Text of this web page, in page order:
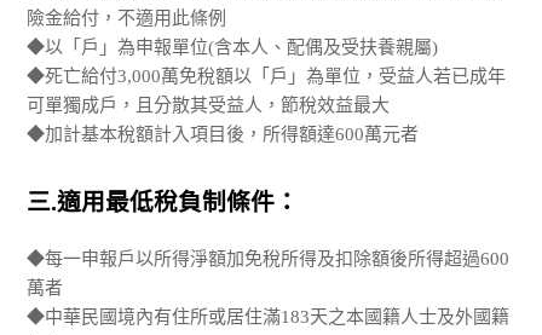
險金給付，不適用此條例
◆以「戶」為申報單位(含本人、配偶及受扶養親屬)
◆死亡給付3,000萬免稅額以「戶」為單位，受益人若已成年
可單獨成戶，且分散其受益人，節稅效益最大
◆加計基本稅額計入項目後，所得額達600萬元者
三.適用最低稅負制條件：
◆每一申報戶以所得淨額加免稅所得及扣除額後所得超過600
萬者
◆中華民國境內有住所或居住滿183天之本國籍人士及外國籍